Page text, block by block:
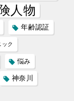
人物
年齢認証
ック
悩み
神奈川